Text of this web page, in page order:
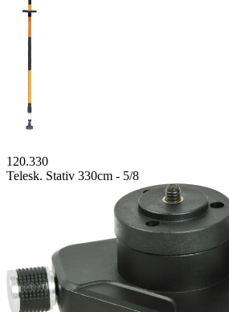
120.330
Telesk. Stativ 330cm - 5/8